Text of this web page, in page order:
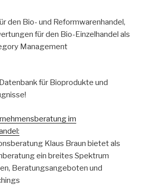
den Bio- und Reformwarenhandel,
für den Bio-Einzelhandel als
Management
für Bioprodukte und
im
Klaus Braun bietet als
ein breites Spektrum
Beratungsangeboten und